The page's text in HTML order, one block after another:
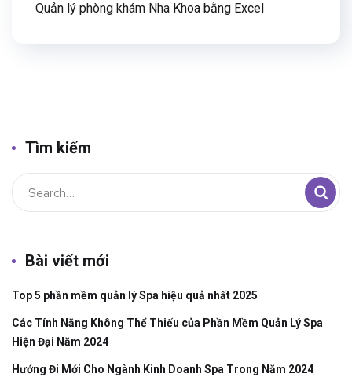
Quản lý phòng khám Nha Khoa bằng Excel
Tìm kiếm
Bài viết mới
Top 5 phần mềm quản lý Spa hiệu quả nhất 2025
Các Tính Năng Không Thể Thiếu của Phần Mềm Quản Lý Spa
Hiện Đại Năm 2024
Hướng Đi Mới Cho Ngành Kinh Doanh Spa Trong Năm 2024